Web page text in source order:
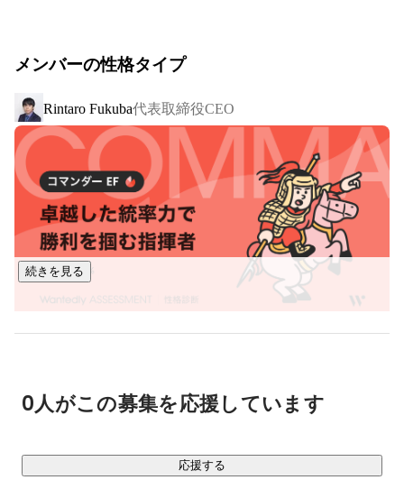
発事業だけやれば良いではなく、教育と開発どちらも行い、
■ 事業内容
￣￣￣￣￣￣
・プログラミングスクール事業：COACHTECH
1,000時間の学習カリキュラムを提供し、実務で活躍できる人
材を育成するスクールです。
Webアプリケーション開発の案件を保証する選抜コミュニテ
ィを運営し、市場価値が高い人材の輩出に努めています。
・システム開発事業
Vue.js等、様々に対応しています。
Web開発案件にフリーランスエンジニアをご紹介するエージ
メンバーの性格タイプ
Rintaro Fukuba代表取締役CEO
続きを見る
0人がこの募集を応援しています
応援する